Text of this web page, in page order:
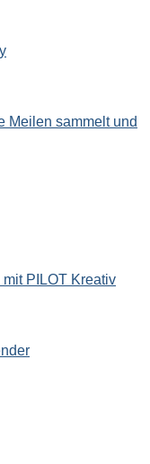
Meilen sammelt und
PILOT Kreativ